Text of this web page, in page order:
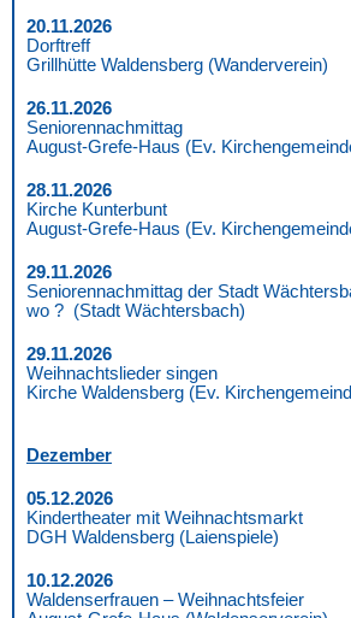
20.11.2026
Dorftreff
Grillhütte Waldensberg (Wanderverein)
26.11.2026
Seniorennachmittag
August-Grefe-Haus (Ev.
28.11.2026
Kirche Kunterbunt
August-Grefe-Haus (Ev.
29.11.2026
Seniorennachmittag der Stadt
wo ? (Stadt Wächtersbach)
29.11.2026
Weihnachtslieder singen
Kirche Waldensberg (Ev.
Dezember
05.12.2026
Kindertheater mit Weihnachtsmarkt
DGH Waldensberg (Laienspiele)
10.12.2026
Waldenserfrauen – Weihnachtsfeier